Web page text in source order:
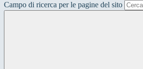
Campo di ricerca per le pagine del sito